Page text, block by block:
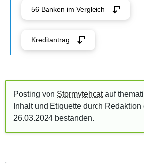
56 Banken im Vergleich
Kreditantrag
Posting von Stormytehcatauf
Inhalt und Etiquette durch Redaktion
26.03.2024 bestanden.